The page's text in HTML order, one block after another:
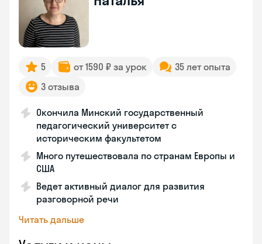
5 от 1590 ₽ за урок
35 лет опыта
3 отзыва
Окончила Минский государственный
педагогический университет с
историческим факультетом
Много путешествовала по странам Европы и
США
Ведет активный диалог для развития
разговорной речи
Читать дальше